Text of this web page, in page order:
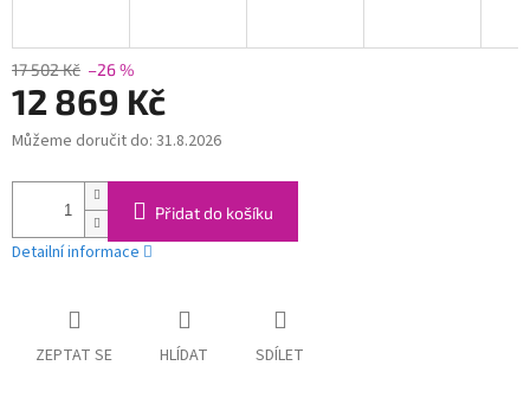
17 502 Kč –26 %
12 869 Kč
Měrná
Můžeme doručit do: 31.8.2026
Přidat do košíku
Detailní informace
ZEPTAT SE HLÍDAT SDÍLET